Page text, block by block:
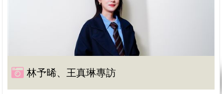
林予晞、王真琳專訪